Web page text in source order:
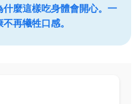
麼這樣吃身體會開心。一
再犧牲口感。